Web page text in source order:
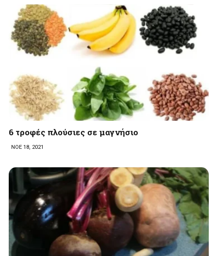
6 τροφές πλούσιες σε μαγνήσιο
ΝΟΕ 18, 2021